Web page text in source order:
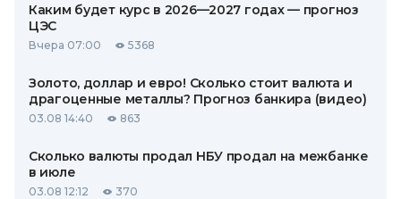
Каким будет курс в 2026—2027 годах — прогноз
ЦЭС
Вчера 07:00 5368
Золото, доллар и евро! Сколько стоит валюта и
драгоценные металлы? Прогноз банкира (видео)
03.08 14:40 863
Сколько валюты продал НБУ продал на межбанке
в июле
03.08 12:12 370